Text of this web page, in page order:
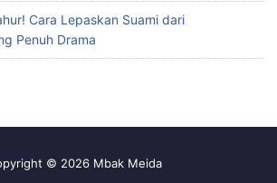
Cara Lepaskan Suami dari
Penuh Drama
© 2026 Mbak Meida